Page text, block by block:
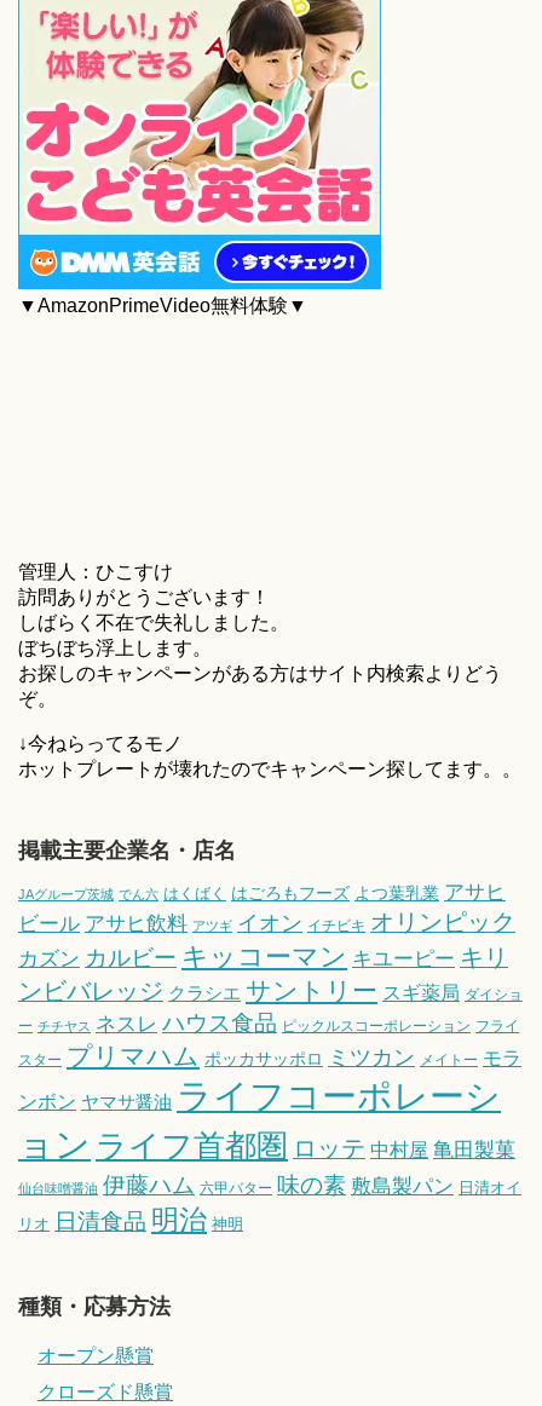
▼AmazonPrimeVideo無料体験▼
管理人：ひこすけ
訪問ありがとうございます！
しばらく不在で失礼しました。
ぼちぼち浮上します。
お探しのキャンペーンがある方はサイト内検索よりどう
ぞ。
↓今ねらってるモノ
ホットプレートが壊れたのでキャンペーン探してます。。
掲載主要企業名・店名
JAグループ茨城 でん六 はくばく はごろもフーズ よつ葉乳業 アサヒ
ビール アサヒ飲料 アツギ イオン イチビキ オリンピック
カズン カルビー キッコーマン キユーピー キリ
ンビバレッジ クラシエ サントリー スギ薬局 ダイショ
ー チチヤス ネスレ ハウス食品 ピックルスコーポレーション フライ
スター プリマハム ポッカサッポロ ミツカン メイトー モラ
ンボン ヤマサ醤油 ライフコーポレーシ
ョン ライフ首都圏 ロッテ 中村屋 亀田製菓
仙台味噌醤油 伊藤ハム 六甲バター 味の素 敷島製パン 日清オイ
リオ 日清食品 明治 神明
種類・応募方法
オープン懸賞
クローズド懸賞